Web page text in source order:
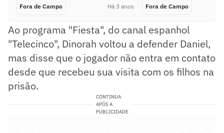
Fora de Campo Há 3 anos Fora de Campo
Ao programa "Fiesta", do canal espanhol
"Telecinco", Dinorah voltou a defender Daniel,
mas disse que o jogador não entra em contato
desde que recebeu sua visita com os filhos na
prisão.
CONTINUA
APÓS A
PUBLICIDADE